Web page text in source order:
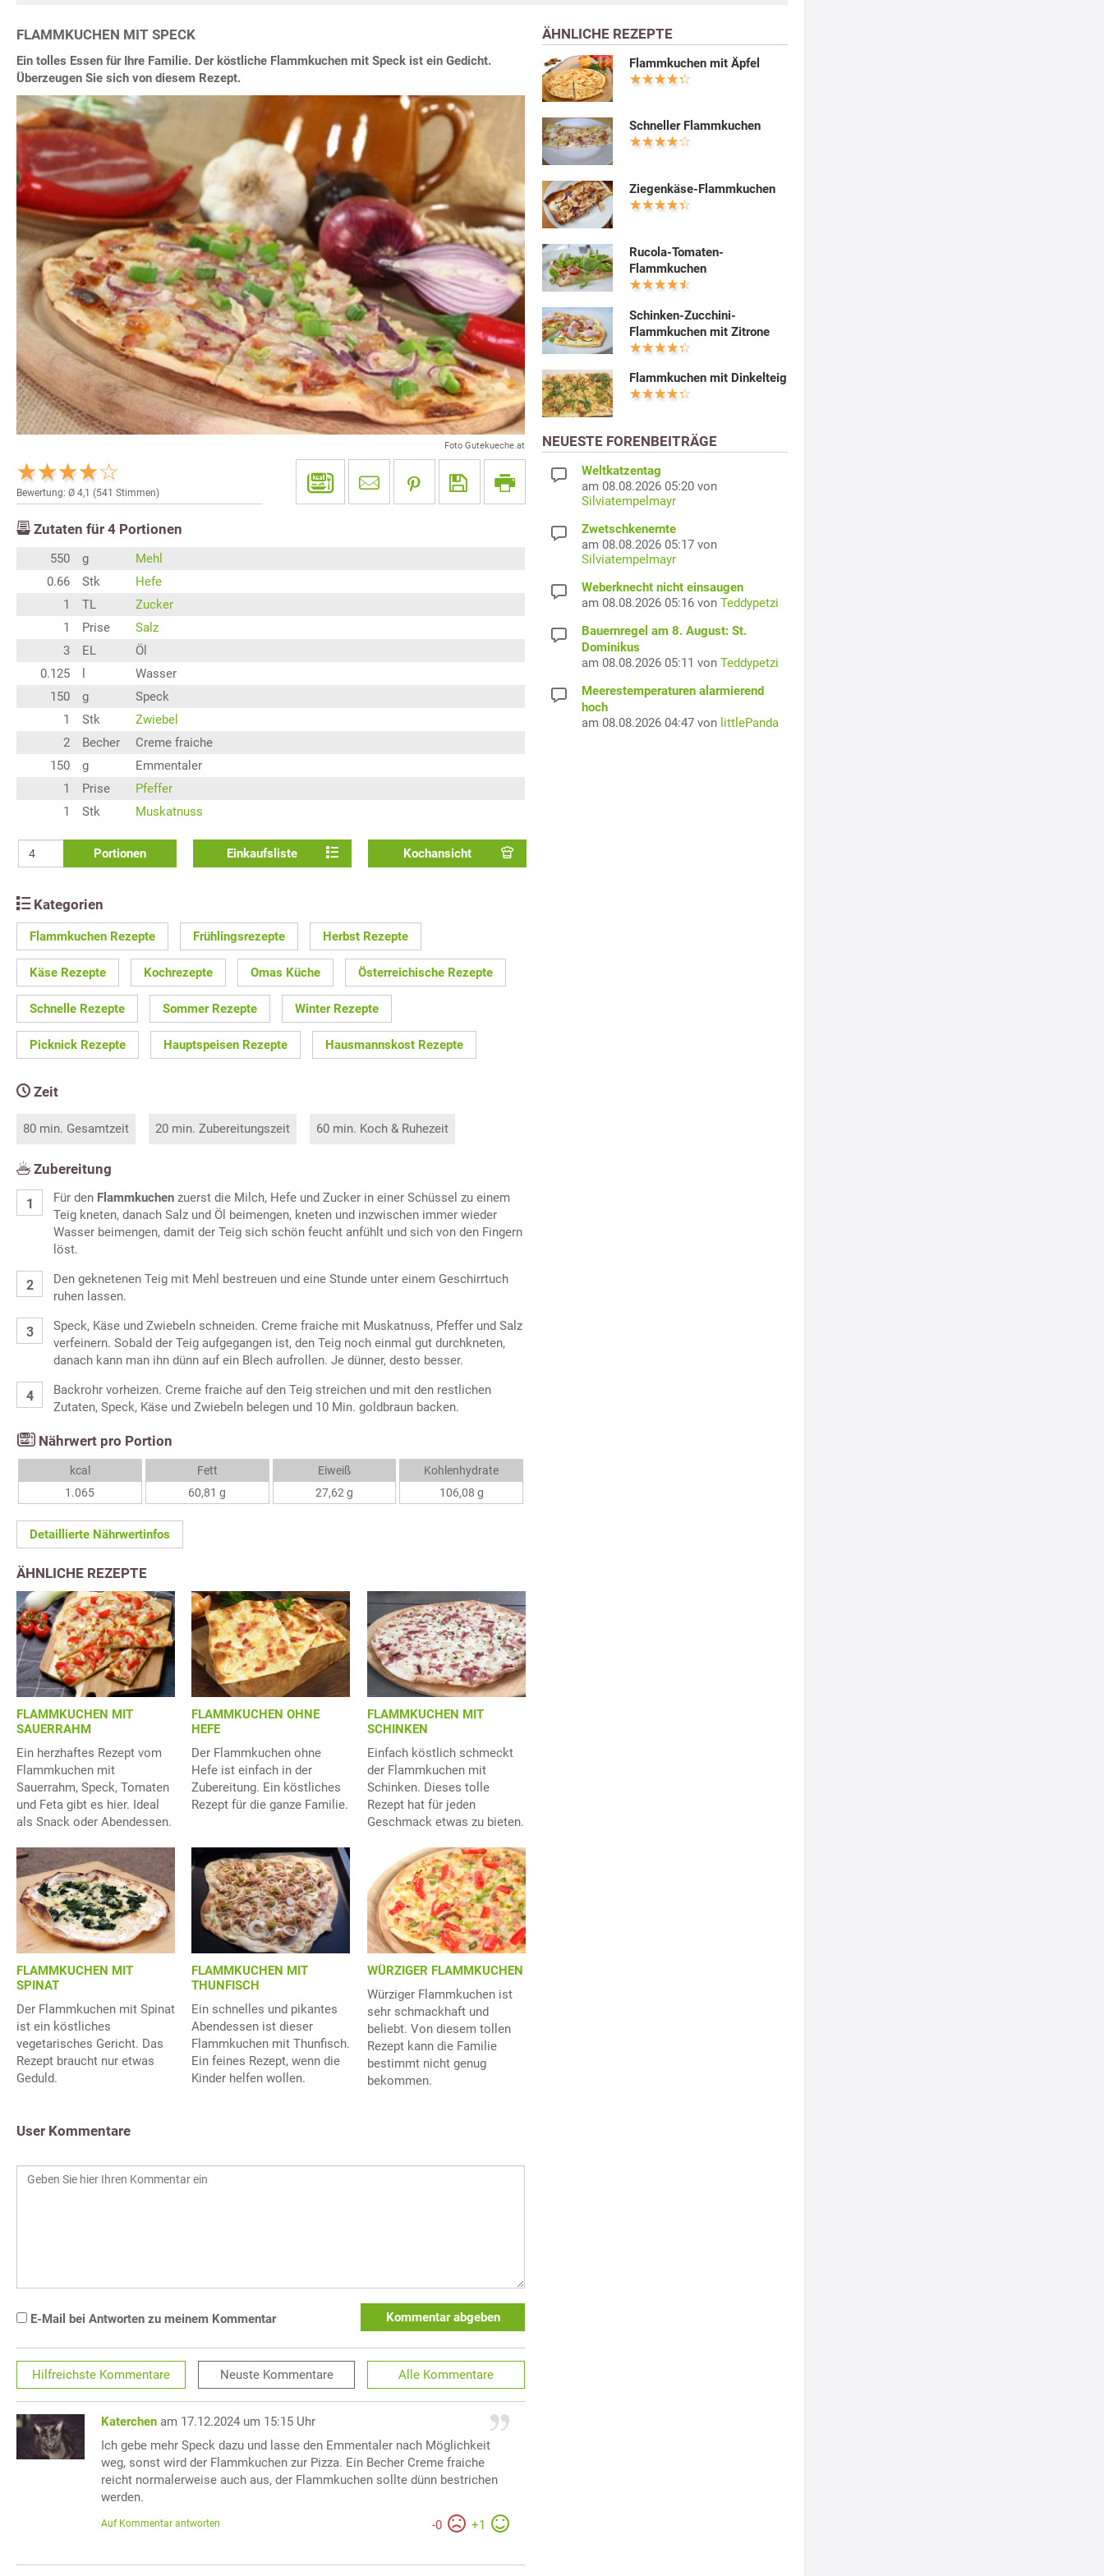
FLAMMKUCHEN MIT SPECK
Ein tolles Essen für Ihre Familie. Der köstliche Flammkuchen mit Speck ist ein Gedicht.
Überzeugen Sie sich von diesem Rezept.
Foto Gutekueche.at
Bewertung: Ø 4,1 (541 Stimmen)
Zutaten für 4 Portionen
550 g
Mehl
0.66
Stk
Hefe
1
TL
Zucker
1
Prise
Salz
3
EL
Öl
0.125
Wasser
150
g
Speck
1
Stk
Zwiebel
2
Becher
Creme fraiche
150
g
Emmentaler
1
Prise
Pfeffer
1
Stk Muskatnuss
Portionen Einkaufsliste Kochansicht
Kategorien
Flammkuchen Rezepte Frühlingsrezepte Herbst Rezepte
Käse Rezepte Kochrezepte Omas Küche Österreichische Rezepte
Schnelle Rezepte Sommer Rezepte Winter Rezepte
Picknick Rezepte Hauptspeisen Rezepte Hausmannskost Rezepte
Zeit
80 min. Gesamtzeit 20 min. Zubereitungszeit 60 min. Koch & Ruhezeit
Zubereitung
Für den Flammkuchen zuerst die Milch, Hefe und Zucker in einer Schüssel zu einem
Teig kneten, danach Salz und Öl beimengen, kneten und inzwischen immer wieder
Wasser beimengen, damit der Teig sich schön feucht anfühlt und sich von den Fingern
löst.
Den geknetenen Teig mit Mehl bestreuen und eine Stunde unter einem Geschirrtuch
ruhen lassen.
Speck, Käse und Zwiebeln schneiden. Creme fraiche mit Muskatnuss, Pfeffer und Salz
verfeinern. Sobald der Teig aufgegangen ist, den Teig noch einmal gut durchkneten,
danach kann man ihn dünn auf ein Blech aufrollen. Je dünner, desto besser.
Backrohr vorheizen. Creme fraiche auf den Teig streichen und mit den restlichen
Zutaten, Speck, Käse und Zwiebeln belegen und 10 Min. goldbraun backen.
Nährwert pro Portion
kcal
1.065
Fett
60,81 g
Eiweiß
27,62 g
Kohlenhydrate
106,08 g
Detaillierte Nährwertinfos
ÄHNLICHE REZEPTE
FLAMMKUCHEN MIT
SAUERRAHM
Ein herzhaftes Rezept vom
Flammkuchen mit
Sauerrahm, Speck, Tomaten
und Feta gibt es hier. Ideal
als Snack oder Abendessen.
FLAMMKUCHEN OHNE
HEFE
Der Flammkuchen ohne
Hefe ist einfach in der
Zubereitung. Ein köstliches
Rezept für die ganze Familie.
FLAMMKUCHEN MIT
SCHINKEN
Einfach köstlich schmeckt
der Flammkuchen mit
Schinken. Dieses tolle
Rezept hat für jeden
Geschmack etwas zu bieten.
FLAMMKUCHEN MIT
SPINAT
Der Flammkuchen mit Spinat
ist ein köstliches
vegetarisches Gericht. Das
Rezept braucht nur etwas
Geduld.
FLAMMKUCHEN MIT
THUNFISCH
Ein schnelles und pikantes
Abendessen ist dieser
Flammkuchen mit Thunfisch.
Ein feines Rezept, wenn die
Kinder helfen wollen.
WÜRZIGER FLAMMKUCHEN
Würziger Flammkuchen ist
sehr schmackhaft und
beliebt. Von diesem tollen
Rezept kann die Familie
bestimmt nicht genug
bekommen.
User Kommentare
E-Mail bei Antworten zu meinem Kommentar Kommentar abgeben
Hilfreichste Kommentare Neuste Kommentare Alle Kommentare
Katerchen am 17.12.2024 um 15:15 Uhr
Ich gebe mehr Speck dazu und lasse den Emmentaler nach Möglichkeit
weg, sonst wird der Flammkuchen zur Pizza. Ein Becher Creme fraiche
reicht normalerweise auch aus, der Flammkuchen sollte dünn bestrichen
werden.
-0 +1
Auf Kommentar antworten
ÄHNLICHE REZEPTE
Flammkuchen mit Äpfel
Schneller Flammkuchen
Ziegenkäse-Flammkuchen
Rucola-Tomaten-
Flammkuchen
Schinken-Zucchini-
Flammkuchen mit Zitrone
Flammkuchen mit Dinkelteig
NEUESTE FORENBEITRÄGE
Weltkatzentag
am 08.08.2026 05:20 von
Silviatempelmayr
Zwetschkenernte
am 08.08.2026 05:17 von
Silviatempelmayr
Weberknecht nicht einsaugen
am 08.08.2026 05:16 von Teddypetzi
Bauernregel am 8. August: St.
Dominikus
am 08.08.2026 05:11 von Teddypetzi
Meerestemperaturen alarmierend
hoch
am 08.08.2026 04:47 von littlePanda